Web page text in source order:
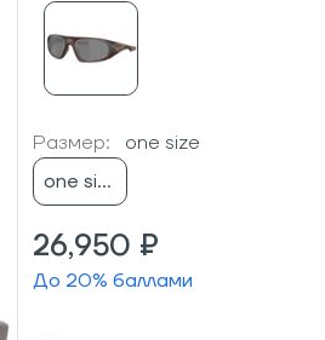
Размер: one size
one size
26,950 ₽
До 20% баллами